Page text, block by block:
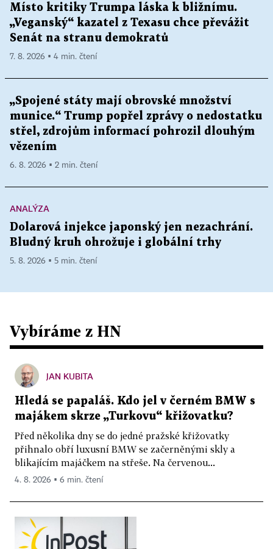
Místo kritiky Trumpa láska k bližnímu.
„Veganský“ kazatel z Texasu chce převážit
Senát na stranu demokratů
7. 8. 2026 ▪ 4 min. čtení
„Spojené státy mají obrovské množství
munice.“ Trump popřel zprávy o nedostatku
střel, zdrojům informací pohrozil dlouhým
vězením
6. 8. 2026 ▪ 2 min. čtení
ANALÝZA
Dolarová injekce japonský jen nezachrání.
Bludný kruh ohrožuje i globální trhy
5. 8. 2026 ▪ 5 min. čtení
Vybíráme z HN
JAN KUBITA
Hledá se papaláš. Kdo jel v černém BMW s
majákem skrze „Turkovu“ křižovatku?
Před několika dny se do jedné pražské křižovatky
přihnalo obří luxusní BMW se začerněnými skly a
blikajícím majáčkem na střeše. Na červenou...
4. 8. 2026 ▪ 6 min. čtení